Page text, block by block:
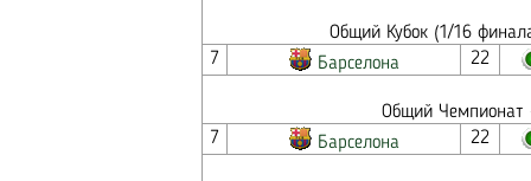
Общий Кубок (1/16
7
Барселона 22
Общий
7
Барселона 22